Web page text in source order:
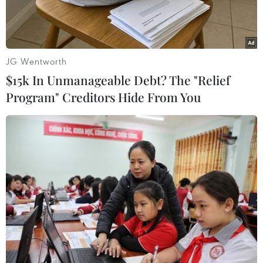
Chú cá heo bơi gần bờ và khá dạn người. (Ảnh:
CTV/Vietnam+)
Chú cá heo trưởng thành dài khoảng 3,5m đã
bơi vào bờ biển Bãi Dài, trong khoảng 5 phút.
JG Wentworth
$15k In Unmanageable Debt? The "Relief
Program" Creditors Hide From You